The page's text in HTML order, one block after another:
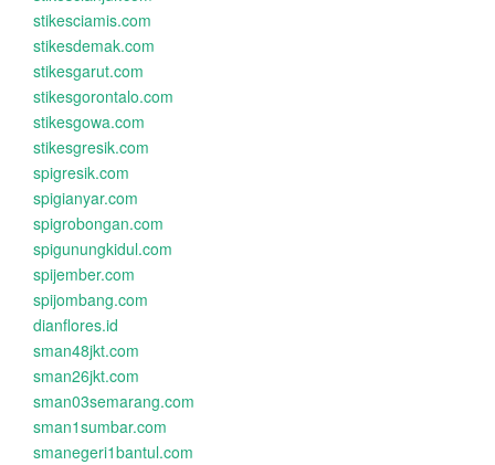
stikesciamis.com
stikesdemak.com
stikesgarut.com
stikesgorontalo.com
stikesgowa.com
stikesgresik.com
spigresik.com
spigianyar.com
spigrobongan.com
spigunungkidul.com
spijember.com
spijombang.com
dianflores.id
sman48jkt.com
sman26jkt.com
sman03semarang.com
sman1sumbar.com
smanegeri1bantul.com